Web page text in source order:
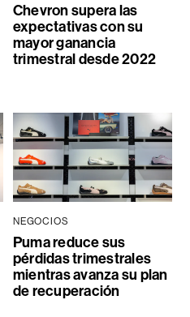
Chevron supera las
expectativas con su
mayor ganancia
trimestral desde 2022
NEGOCIOS
Puma reduce sus
pérdidas trimestrales
mientras avanza su plan
de recuperación